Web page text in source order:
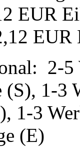
EUR
2-5
1-3
1-3
(E)